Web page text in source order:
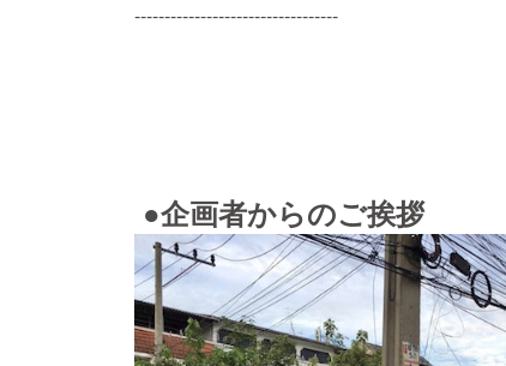
----------------------------------
●企画者からのご挨拶